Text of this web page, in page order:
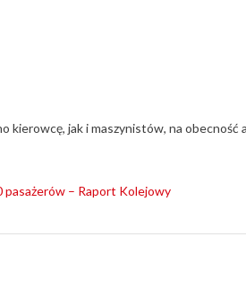
kierowcę, jak i maszynistów, na obecność
pasażerów – Raport Kolejowy